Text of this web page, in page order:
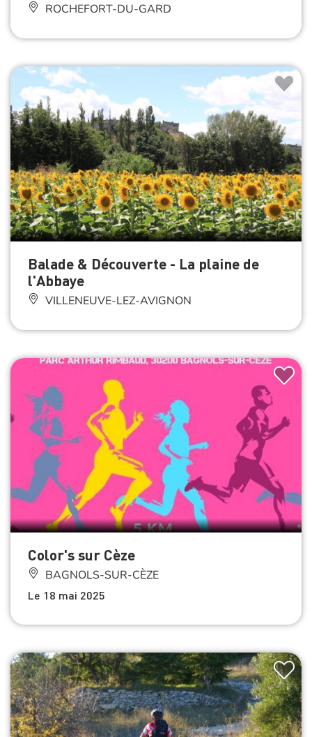
ROCHEFORT-DU-GARD
Balade & Découverte - La plaine de
l'Abbaye
VILLENEUVE-LEZ-AVIGNON
Color's sur Cèze
BAGNOLS-SUR-CÈZE
Le 18 mai 2025